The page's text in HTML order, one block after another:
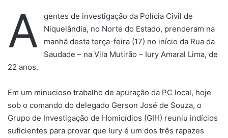
A
gentes de investigação da Polícia Civil de
Niquelândia, no Norte do Estado, prenderam na
manhã desta terça-feira (17) no início da Rua da
Saudade – na Vila Mutirão – Iury Amaral Lima, de
22 anos.
Em um minucioso trabalho de apuração da PC local, hoje
sob o comando do delegado Gerson José de Souza, o
Grupo de Investigação de Homicídios (GIH) reuniu indícios
suficientes para provar que Iury é um dos três rapazes